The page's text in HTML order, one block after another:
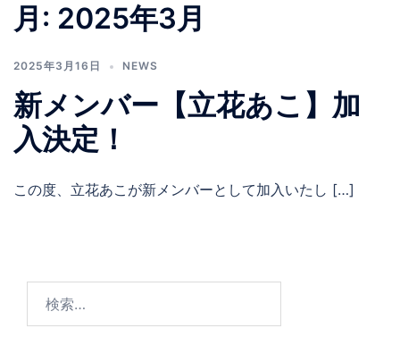
月: 2025年3月
2025年3月16日 NEWS
新メンバー【立花あこ】加
入決定！
この度、立花あこが新メンバーとして加入いたし […]